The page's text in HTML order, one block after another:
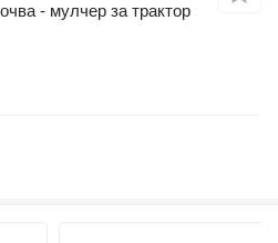
- мулчер за трактор